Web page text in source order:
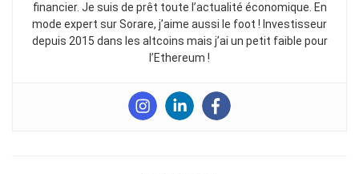
financier. Je suis de prêt toute l’actualité économique. En
mode expert sur Sorare, j’aime aussi le foot ! Investisseur
depuis 2015 dans les altcoins mais j’ai un petit faible pour
l’Ethereum !